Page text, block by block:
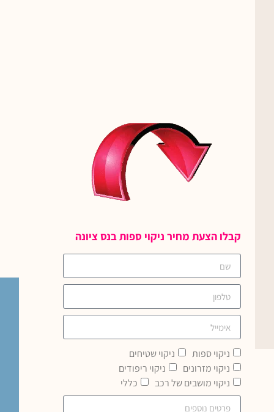
קבלו הצעת מחיר ניקוי ספות בנס ציונה
ניקוי ספות
ניקוי שטיחים
ניקוי מזרונים
ניקוי ריפודים
ניקוי מושבים של רכב
כללי